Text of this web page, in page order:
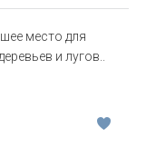
место для
и лугов..